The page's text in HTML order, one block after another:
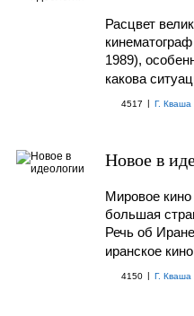
Расцвет
1989),
какова
4517 | Г. Кваша
Новое в
Мировое
большая
Речь об
иранское
4150 | Г. Кваша